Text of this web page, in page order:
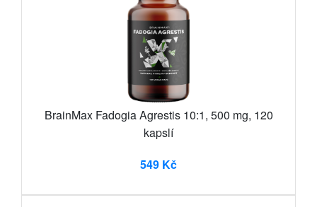
BrainMax Fadogia Agrestis 10:1, 500 mg, 120
kapslí
549 Kč